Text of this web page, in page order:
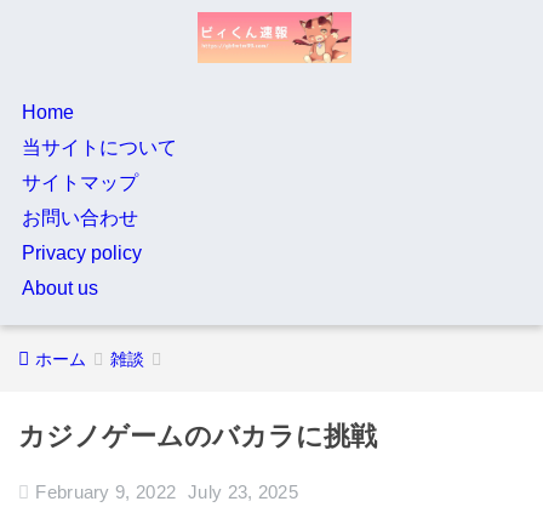
Home
当サイトについて
サイトマップ
お問い合わせ
Privacy policy
About us
ホーム 雑談
カジノゲームのバカラに挑戦
February 9, 2022 July 23, 2025